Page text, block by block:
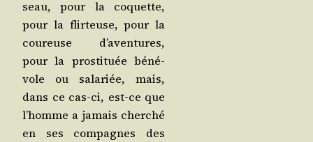
seau, pour la coquette,
pour la flir­teuse, pour la
cou­reuse d’a­ven­tures,
pour la pros­ti­tuée béné­
vole ou sala­riée, mais,
dans ce cas-ci, est-ce que
l’homme a jamais cher­ché
en ses com­pagnes des